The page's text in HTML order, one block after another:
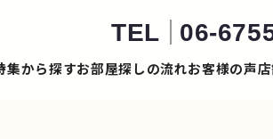
TEL 06-
集から探すお部屋探しの流れお客様の声